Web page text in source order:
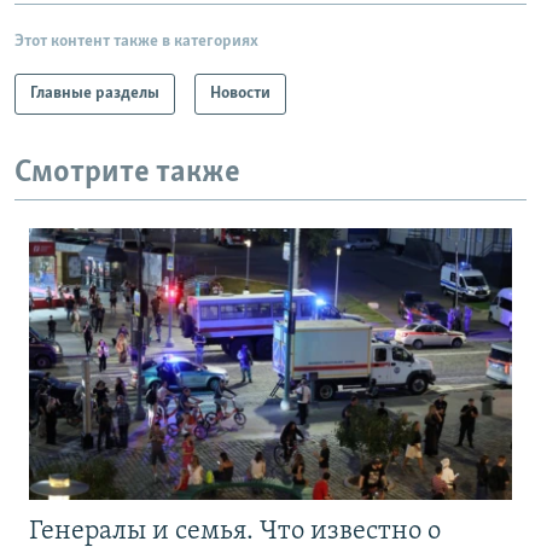
Этот контент также в категориях
Главные разделы Новости
Смотрите также
Генералы и семья. Что известно о